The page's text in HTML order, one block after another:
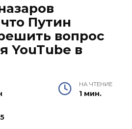
Путин
вопрос
YouTube в
НА ЧТЕНИЕ
1 мин.